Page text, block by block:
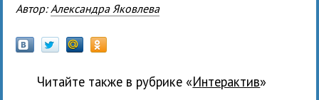
Автор: Александра Яковлева
Читайте также в рубрике « Интерактив»